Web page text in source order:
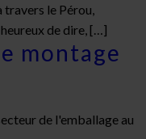
travers le Pérou,
de dire, […]
montage
de l'emballage au